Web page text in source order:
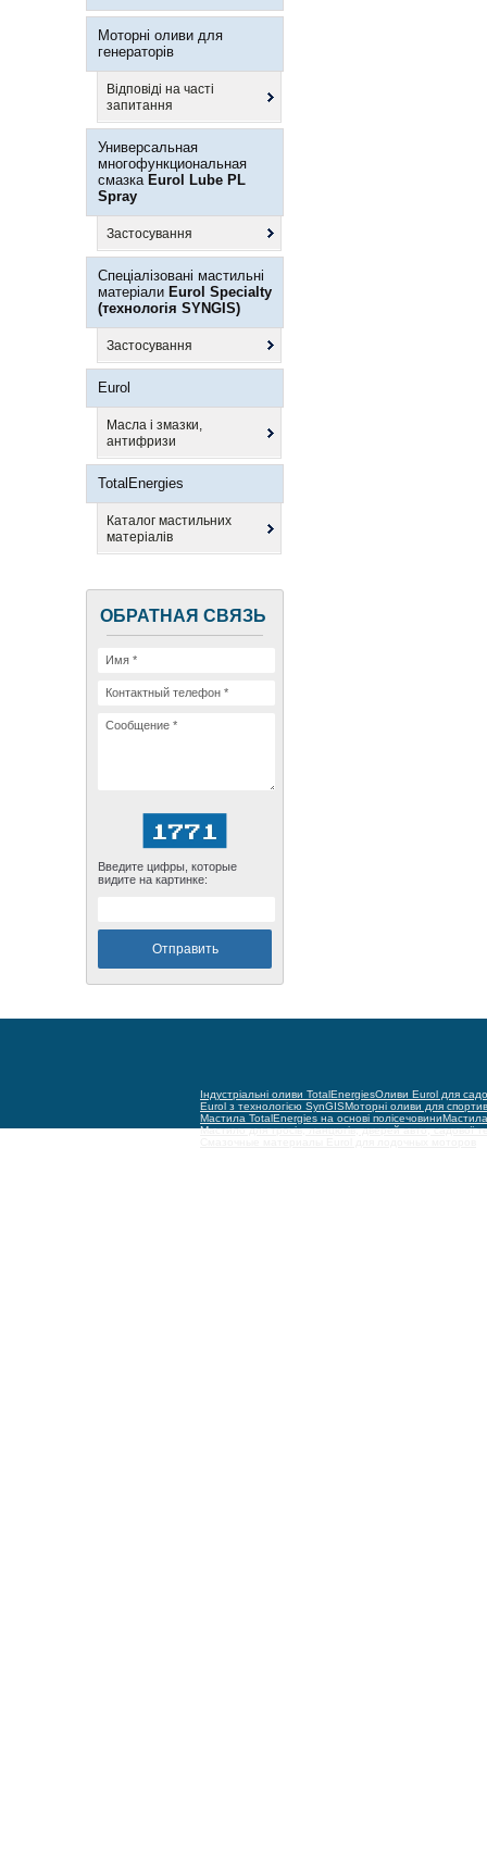
Моторні оливи для
генераторів
Відповіді на часті
запитання
Универсальная
многофункциональная
смазка Eurol Lube PL
Spray
Застосування
Спеціалізовані мастильні
матеріали Eurol Specialty
(технологія SYNGIS)
Застосування
Eurol
Масла і змазки,
антифризи
TotalEnergies
Каталог мастильних
матеріалів
ОБРАТНАЯ СВЯЗЬ
Введите цифры, которые
видите на картинке:
Індустріальні оливи TotalEnergiesОливи Eurol для
Eurol з технологією SynGISМоторні оливи для
Мастила TotalEnergies на основі полісечовини
Мастило для тросів, ланцюгів, дверей авто, садової